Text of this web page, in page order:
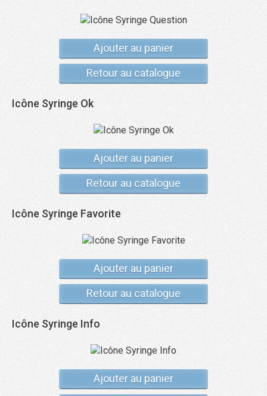
Ajouter au panier
Retour au catalogue
Icône Syringe Ok
Ajouter au panier
Retour au catalogue
Icône Syringe Favorite
Ajouter au panier
Retour au catalogue
Icône Syringe Info
Ajouter au panier